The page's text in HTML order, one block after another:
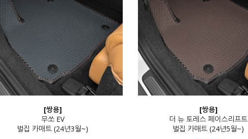
[쌍용]
무쏘 EV
벌집 카매트 (24년3월~)
[쌍용]
더 뉴 토레스 페이스리프트
벌집 카매트 (24년5월~)